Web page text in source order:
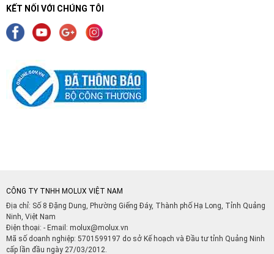
KẾT NỐI VỚI CHÚNG TÔI
CÔNG TY TNHH MOLUX VIỆT NAM
Địa chỉ: Số 8 Đặng Dung, Phường Giếng Đáy, Thành phố Hạ Long, Tỉnh Quảng
Ninh, Việt Nam
Điện thoại: - Email: molux@molux.vn
Mã số doanh nghiệp: 5701599197 do sở Kế hoạch và Đầu tư tỉnh Quảng Ninh
cấp lần đầu ngày 27/03/2012.